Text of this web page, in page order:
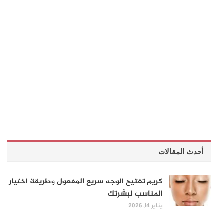
أحدث المقالات
كريم تفتيح الوجه سريع المفعول وطريقة اختيار
المناسب لبشرتك
يناير 14, 2026